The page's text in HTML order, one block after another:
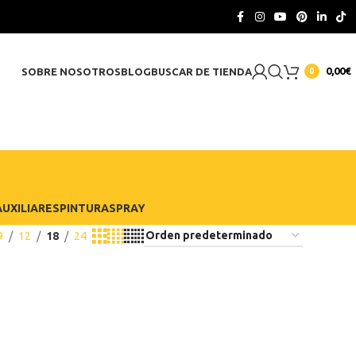
SOBRE NOSOTROSBLOGBUSCAR DE TIENDA 0 0,00€
PINTURASPRAY
12 18 24